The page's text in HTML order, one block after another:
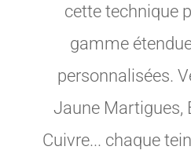
cette technique
gamme
personnalisées.
Jaune Martigues,
Cuivre... chaque